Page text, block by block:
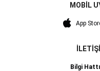
MOBİL
App
Bilgi